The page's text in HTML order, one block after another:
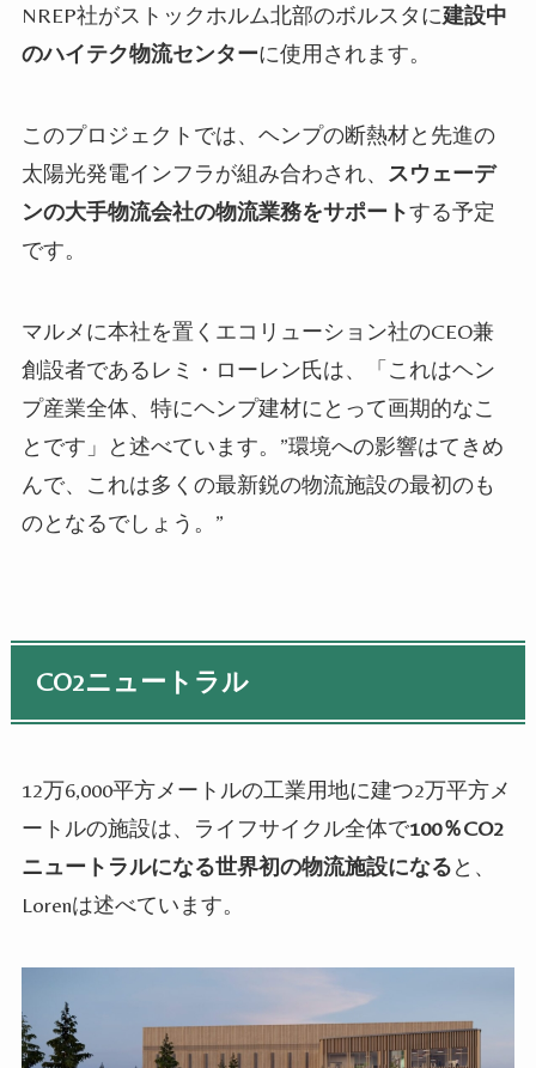
NREP社がストックホルム北部のボルスタに建設中
のハイテク物流センターに使用されます。
このプロジェクトでは、ヘンプの断熱材と先進の
太陽光発電インフラが組み合わされ、 スウェーデ
ンの大手物流会社の物流業務をサポートする予定
です。
マルメに本社を置くエコリューション社のCEO兼
創設者であるレミ・ローレン氏は、「これはヘン
プ産業全体、特にヘンプ建材にとって画期的なこ
とです」と述べています。”環境への影響はてきめ
んで、これは多くの最新鋭の物流施設の最初のも
のとなるでしょう。”
CO2ニュートラル
12万6,000平方メートルの工業用地に建つ2万平方メ
ートルの施設は、ライフサイクル全体で100％CO2
ニュートラルになる世界初の物流施設になると、
Lorenは述べています。